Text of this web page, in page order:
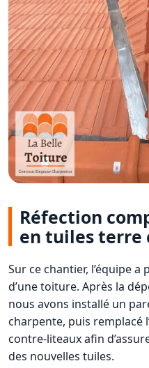
Réfection
en tuiles terre
Sur ce chantier, l’équipe
d’une toiture. Après la
nous avons installé un
charpente, puis remplacé
contre-liteaux afin
des nouvelles tuiles.